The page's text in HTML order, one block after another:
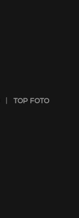
| TOP FOTO